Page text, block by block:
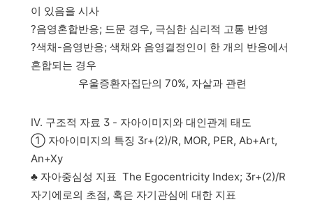
이 있음을 시사
?음영혼합반응; 드문 경우, 극심한 심리적 고통 반영
?색채-음영반응; 색채와 음영결정인이 한 개의 반응에서
혼합되는 경우
우울증환자집단의 70%, 자살과 관련
Ⅳ. 구조적 자료 3 - 자아이미지와 대인관계 태도
① 자아이미지의 특징 3r+(2)/R, MOR, PER, Ab+Art,
An+Xy
♣ 자아중심성 지표 The Egocentricity Index; 3r+(2)/R
자기에로의 초점, 혹은 자기관심에 대한 지표